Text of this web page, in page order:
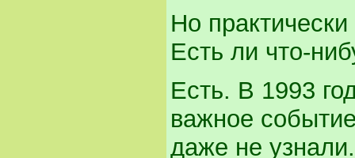
Но
Есть ли что-
Есть. В 1993
важное
даже не